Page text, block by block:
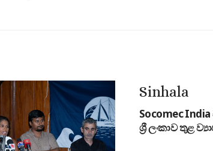
Sinhala
Socomec
ශ්‍රී ලංකාව තුළ